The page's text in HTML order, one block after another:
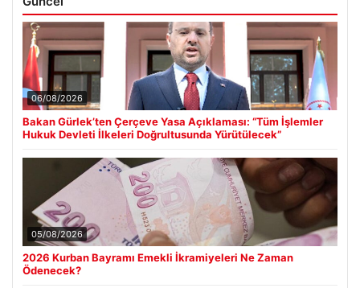
06/08/2026
Bakan Gürlek’ten Çerçeve Yasa Açıklaması: “Tüm İşlemler
Hukuk Devleti İlkeleri Doğrultusunda Yürütülecek”
05/08/2026
2026 Kurban Bayramı Emekli İkramiyeleri Ne Zaman
Ödenecek?